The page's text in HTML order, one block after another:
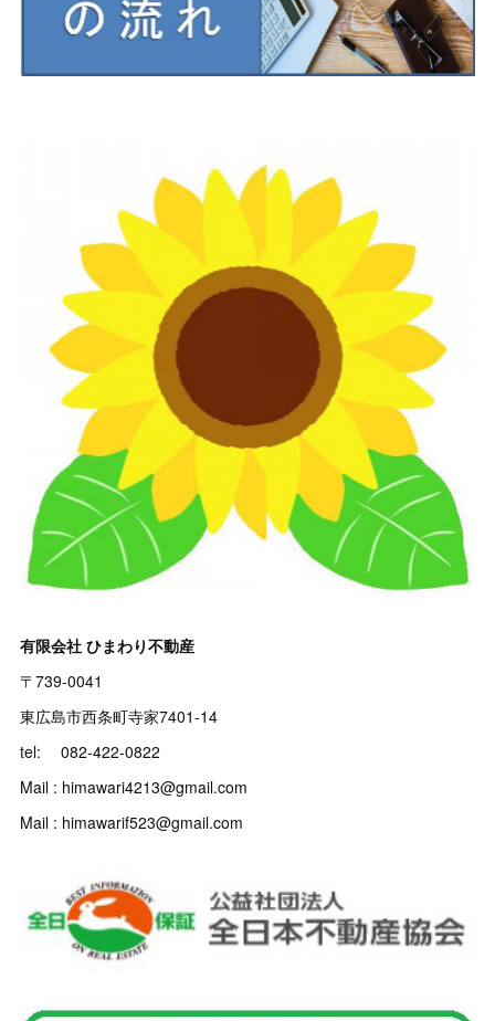
有限会社 ひまわり不動産
〒739-0041
東広島市西条町寺家7401-14
tel: 082-422-0822
Mail : himawari4213@gmail.com
Mail : himawarif523@gmail.com